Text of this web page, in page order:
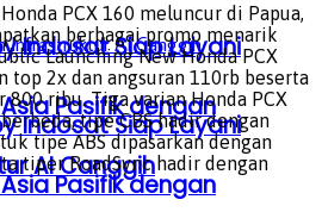
Indosat Siap Layani
Pasifik dengan
AI Canggih
Indosat Siap Layani
Pasifik dengan
PCX 160 meluncur di Papua,
berbagai promo menarik
Launching New Honda PCX
top 2x dan angsuran 110rb beserta
800 ribu. Tiga varian Honda PCX
tipe CBS hadir dengan
tipe ABS dipasarkan dengan
tiper RoadSync hadir dengan